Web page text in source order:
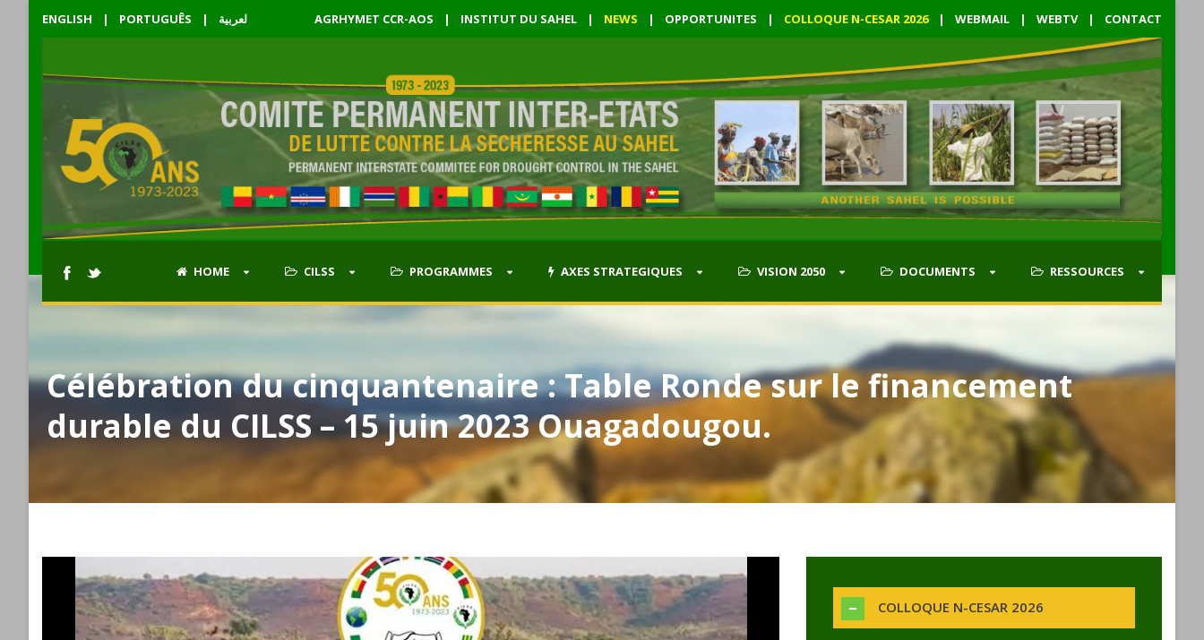
ENGLISH | PORTUGUÊS | لعربية AGRHYMET CCR-AOS | INSTITUT DU SAHEL | NEWS | OPPORTUNITES | COLLOQUE N-CESAR 2026 | WEBMAIL | WEBTV | CONTACT
HOME CILSS PROGRAMMES AXES STRATEGIQUES VISION 2050 DOCUMENTS RESSOURCES
Célébration du cinquantenaire : Table Ronde sur le financement
durable du CILSS – 15 juin 2023 Ouagadougou.
COLLOQUE N-CESAR 2026